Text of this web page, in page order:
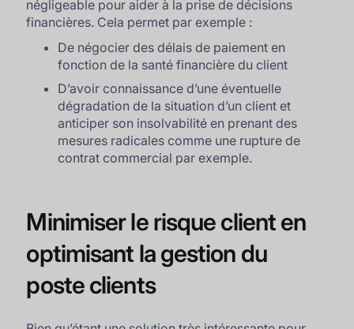
négligeable pour aider à la prise de décisions
financières. Cela permet par exemple :
De négocier des délais de paiement en
fonction de la santé financière du client
D’avoir connaissance d’une éventuelle
dégradation de la situation d’un client et
anticiper son insolvabilité en prenant des
mesures radicales comme une rupture de
contrat commercial par exemple.
Minimiser le risque client en
optimisant la gestion du
poste clients